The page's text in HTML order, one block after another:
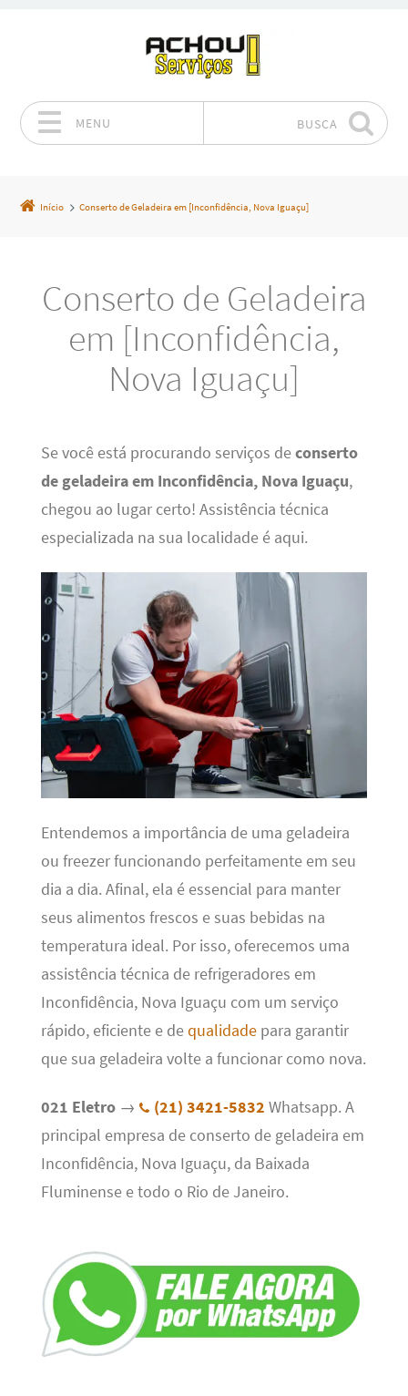
MENU BUSCA
Início Conserto de Geladeira em [Inconfidência, Nova Iguaçu]
Conserto de Geladeira
em [Inconfidência,
Nova Iguaçu]
Se você está procurando serviços deconserto
de geladeira em Inconfidência, Nova Iguaçu,
chegou ao lugar certo! Assistência técnica
especializada na sua localidade é aqui.
Entendemos a importância de uma geladeira
ou freezer funcionando perfeitamente em seu
dia a dia. Afinal, ela é essencial para manter
seus alimentos frescos e suas bebidas na
temperatura ideal. Por isso, oferecemos uma
assistência técnica de refrigeradores em
Inconfidência, Nova Iguaçu com um serviço
rápido, eficiente e dequalidadepara garantir
que sua geladeira volte a funcionar como nova.
021 Eletro→ (21) 3421-5832 Whatsapp. A
principal empresa de conserto de geladeira em
Inconfidência, Nova Iguaçu, da Baixada
Fluminense e todo o Rio de Janeiro.